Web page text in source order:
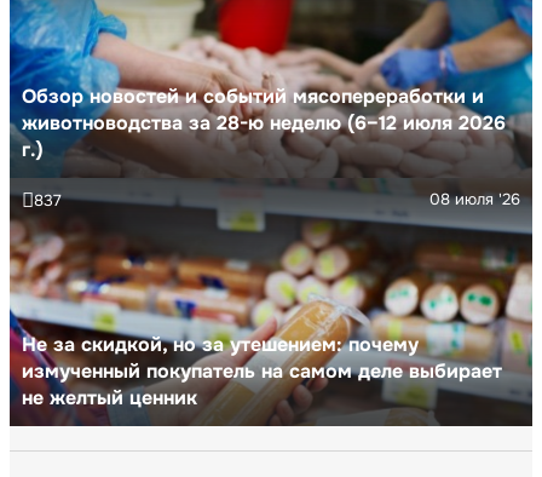
Обзор новостей и событий мясопереработки и
животноводства за 28-ю неделю (6–12 июля 2026
г.)
Не за скидкой, но за утешением: почему
измученный покупатель на самом деле выбирает
не желтый ценник
08 июля '26
837